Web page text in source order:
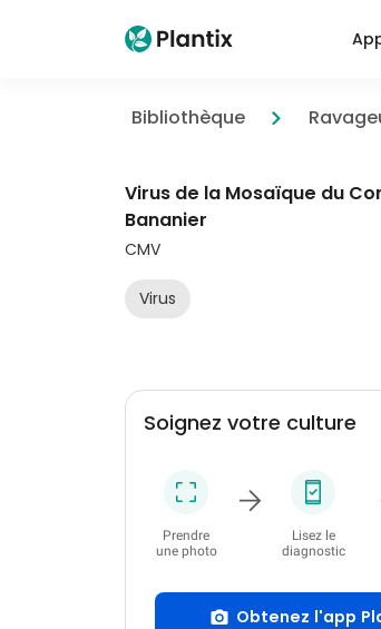
Bibliothèque
Virus de la Mosaïque du
Bananier
CMV
Virus
Soignez votre culture
Prendre
une photo
Lisez le
diagnostic
Obtenez l'app